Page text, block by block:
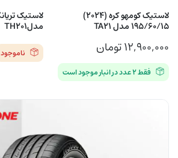
لاستیک کومهو کره (2024)
195/60/15 مدل TA21
۱۲,۹۰۰,۰۰۰تومان
فقط ۲ عدد در انبار موجود است
مدلTH201
ناموجود